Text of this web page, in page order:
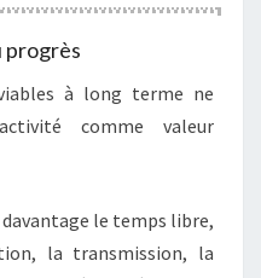
progrès
à long terme ne
comme valeur
le temps libre,
la transmission, la